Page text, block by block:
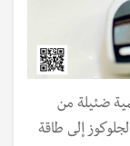
ضئيلة من
إلى طاقة